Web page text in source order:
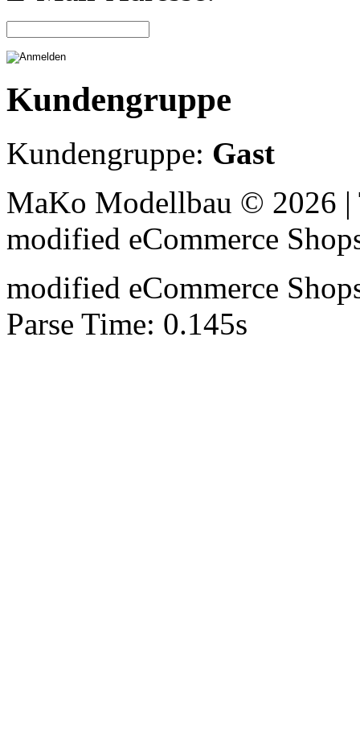
Kundengruppe
Kundengruppe: Gast
MaKo Modellbau © 2026
modified eCommerce
modified eCommerce
Parse Time: 0.145s